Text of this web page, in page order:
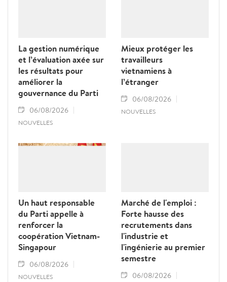
La gestion numérique
et l’évaluation axée sur
les résultats pour
améliorer la
gouvernance du Parti
06/08/2026
NOUVELLES
Mieux protéger les
travailleurs
vietnamiens à
l’étranger
06/08/2026
NOUVELLES
Un haut responsable
du Parti appelle à
renforcer la
coopération Vietnam-
Singapour
06/08/2026
NOUVELLES
Marché de l'emploi :
Forte hausse des
recrutements dans
l'industrie et
l'ingénierie au premier
semestre
06/08/2026